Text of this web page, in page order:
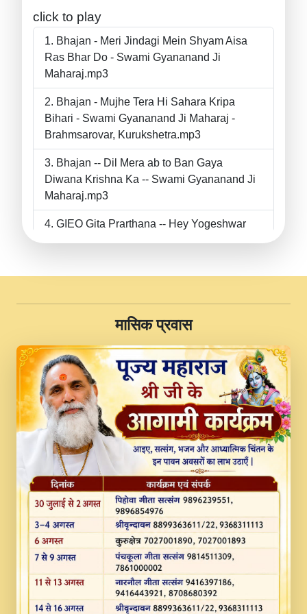
click to play
Bhajan - Meri Jindagi Mein Shyam Aisa
Ras Bhar Do - Swami Gyananand Ji
Maharaj.mp3
Bhajan - Mujhe Tera Hi Sahara Kripa
Bihari - Swami Gyananand Ji Maharaj -
Brahmsarovar, Kurukshetra.mp3
Bhajan -- Dil Mera ab to Ban Gaya
Diwana Krishna Ka -- Swami Gyananand Ji
Maharaj.mp3
GIEO Gita Prarthana -- Hey Yogeshwar
II Swami Gyananand Ji Maharaj.mp3
JINU SATGURU AAP BULAVE by Rasik
Pawan ji 20-11-19 Sankirtan At VEER JI
PRABHU KUTEER CHANNEL.mp3
Kina Sohna Tera Bhawan Sajaya Mata
Vaishno Devi Aarti Mata Rani Bhajan By
Lakhwinder Wadali Ji.mp3
MERE MANN VICH KANTH KALER
NEW PUNAJBI DEVOTIONAL SONG 2017
FULL VIDEO HD.mp3
Na To Roop Hai Bindu Ji Maharaj Pad - A
Divine Bhajan by Shri Indresh Ji
#BhaktiPath.mp3
Radha Rani Ki Kirpa Best Devotional
Song By Chitra Vichitra.mp3
​मासिक प्रवास